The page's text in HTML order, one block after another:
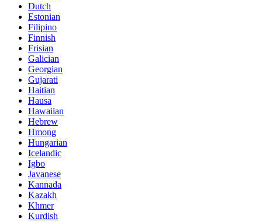
Dutch
Estonian
Filipino
Finnish
Frisian
Galician
Georgian
Gujarati
Haitian
Hausa
Hawaiian
Hebrew
Hmong
Hungarian
Icelandic
Igbo
Javanese
Kannada
Kazakh
Khmer
Kurdish